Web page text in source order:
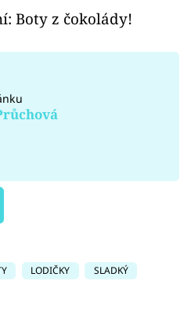
Boty z čokolády!
LODIČKY
SLADKÝ